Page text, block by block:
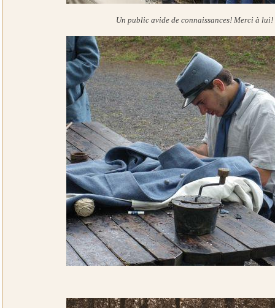
Un public avide de connaissances! Merci à